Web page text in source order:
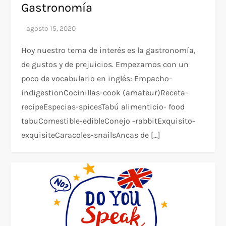
Gastronomía
Hoy nuestro tema de interés es la gastronomía,
de gustos y de prejuicios. Empezamos con un
poco de vocabulario en inglés: Empacho-
indigestionCocinillas-cook (amateur)Receta-
recipeEspecias-spicesTabú alimenticio- food
tabuComestible-edibleConejo -rabbitExquisito-
exquisiteCaracoles-snailsAncas de […]